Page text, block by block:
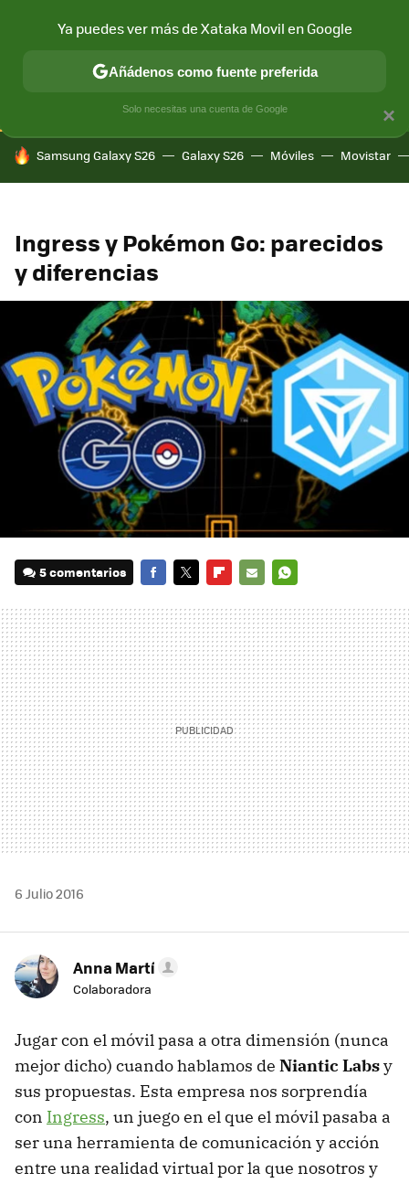
CONECTIVIDAD MÓVIL Y SOCIEDAD APLICACIONES
HOY SE HABLA DE
Samsung Galaxy S26 Galaxy S26 Móviles Movistar
Ingress y Pokémon Go: parecidos
y diferencias
5 comentarios
MAIL
6 Julio 2016
Anna Martí
Colaboradora
Jugar con el móvil pasa a otra dimensión (nunca
mejor dicho) cuando hablamos de Niantic Labsy
sus propuestas. Esta empresa nos sorprendía
con Ingress, un juego en el que el móvil pasaba a
ser una herramienta de comunicación y acción
entre una realidad virtual por la que nosotros y
×
Ya puedes ver más de Xataka Movil en Google
Añádenos como fuente preferida
Solo necesitas una cuenta de Google